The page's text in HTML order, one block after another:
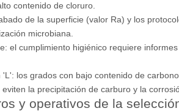
contenido de cloruro.
de la superficie (valor Ra) y los
microbiana.
el cumplimiento higiénico requiere
los grados con bajo contenido de
la precipitación de carburo y la
y operativos de la